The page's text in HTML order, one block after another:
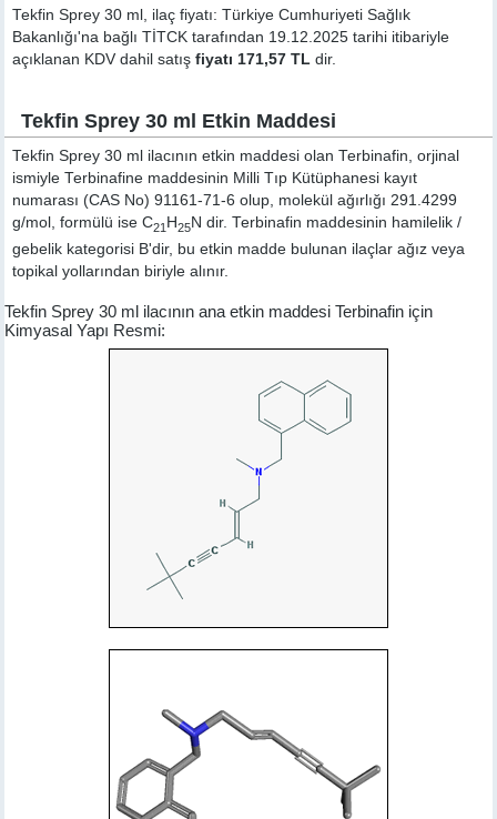
Tekfin Sprey 30 ml, ilaç fiyatı: Türkiye Cumhuriyeti Sağlık
Bakanlığı'na bağlı TİTCK tarafından 19.12.2025 tarihi itibariyle
açıklanan KDV dahil satışfiyatı 171,57 TL dir.
Tekfin Sprey 30 ml Etkin Maddesi
Tekfin Sprey 30 ml ilacının etkin maddesi olan Terbinafin, orjinal
ismiyleTerbinafine maddesinin Milli Tıp Kütüphanesi kayıt
numarası (CAS No) 91161-71-6 olup, molekül ağırlığı 291.4299
g/mol, formülü ise C21 H25N dir. Terbinafin maddesinin hamilelik /
gebelik kategorisi B'dir, bu etkin madde bulunan ilaçlar ağız veya
topikal yollarından biriyle alınır.
Tekfin Sprey 30 ml ilacının ana etkin maddesi Terbinafin için
Kimyasal Yapı Resmi: